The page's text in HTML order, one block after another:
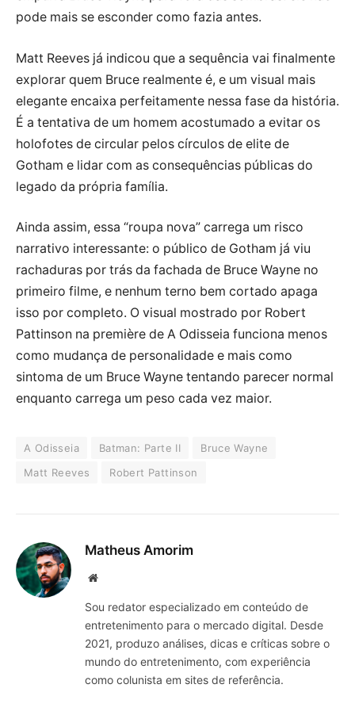
pode mais se esconder como fazia antes.
Matt Reeves já indicou que a sequência vai finalmente
explorar quem Bruce realmente é, e um visual mais
elegante encaixa perfeitamente nessa fase da história.
É a tentativa de um homem acostumado a evitar os
holofotes de circular pelos círculos de elite de
Gotham e lidar com as consequências públicas do
legado da própria família.
Ainda assim, essa “roupa nova” carrega um risco
narrativo interessante: o público de Gotham já viu
rachaduras por trás da fachada de Bruce Wayne no
primeiro filme, e nenhum terno bem cortado apaga
isso por completo. O visual mostrado por Robert
Pattinson na première de A Odisseia funciona menos
como mudança de personalidade e mais como
sintoma de um Bruce Wayne tentando parecer normal
enquanto carrega um peso cada vez maior.
A Odisseia Batman: Parte II
Bruce Wayne
Matt Reeves
Robert Pattinson
Matheus Amorim
Website
Sou redator especializado em conteúdo de
entretenimento para o mercado digital. Desde
2021, produzo análises, dicas e críticas sobre o
mundo do entretenimento, com experiência
como colunista em sites de referência.